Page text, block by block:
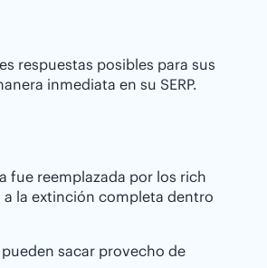
respuestas posibles para sus
inmediata en su SERP.
fue reemplazada por los rich
la extinción completa dentro
sacar provecho de